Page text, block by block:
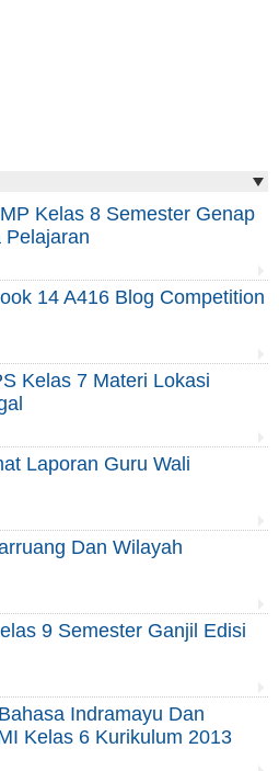
Kelas 8 Semester Genap
Pelajaran
14 A416 Blog Competition
Kelas 7 Materi Lokasi
Laporan Guru Wali
Dan Wilayah
9 Semester Ganjil Edisi
Indramayu Dan
Kelas 6 Kurikulum 2013